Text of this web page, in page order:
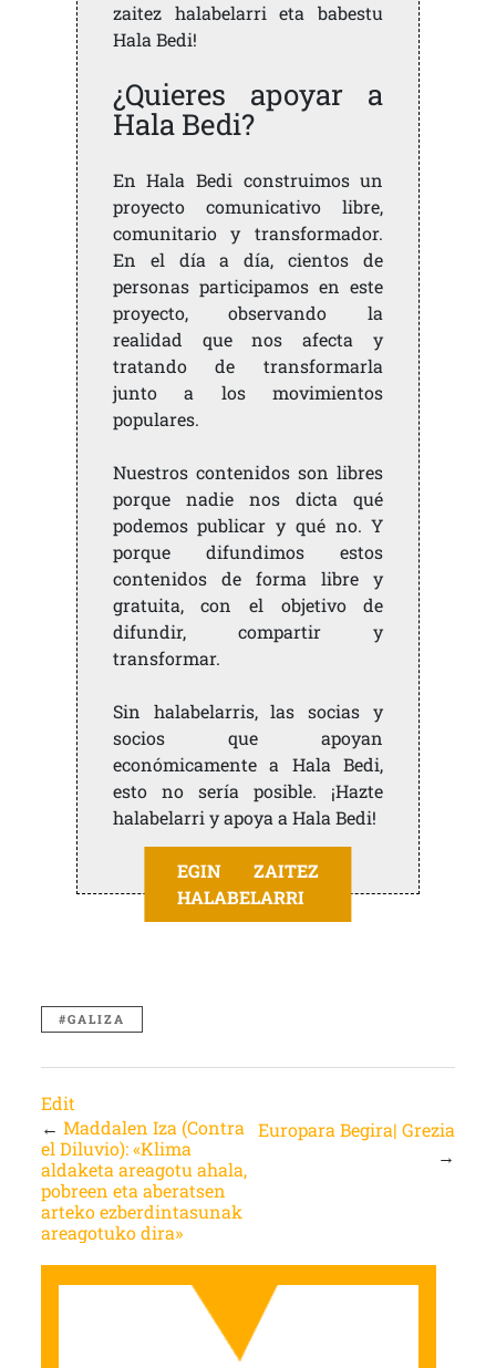
zaitez halabelarri eta babestu
Hala Bedi!
¿Quieres apoyar a
Hala Bedi?
En Hala Bedi construimos un
proyecto comunicativo libre,
comunitario y transformador.
En el día a día, cientos de
personas participamos en este
proyecto, observando la
realidad que nos afecta y
tratando de transformarla
junto a los movimientos
populares.
Nuestros contenidos son libres
porque nadie nos dicta qué
podemos publicar y qué no. Y
porque difundimos estos
contenidos de forma libre y
gratuita, con el objetivo de
difundir, compartir y
transformar.
Sin halabelarris, las socias y
socios que apoyan
económicamente a Hala Bedi,
esto no sería posible. ¡Hazte
halabelarri y apoya a Hala Bedi!
EGIN ZAITEZ
HALABELARRI
GALIZA
Edit
← Maddalen Iza (Contra
el Diluvio): «Klima
aldaketa areagotu ahala,
pobreen eta aberatsen
arteko ezberdintasunak
areagotuko dira»
Europara Begira| Grezia
→